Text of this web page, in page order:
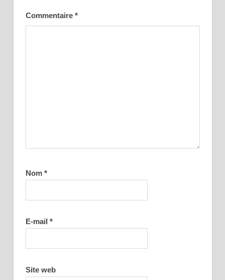
Commentaire *
Nom *
E-mail *
Site web